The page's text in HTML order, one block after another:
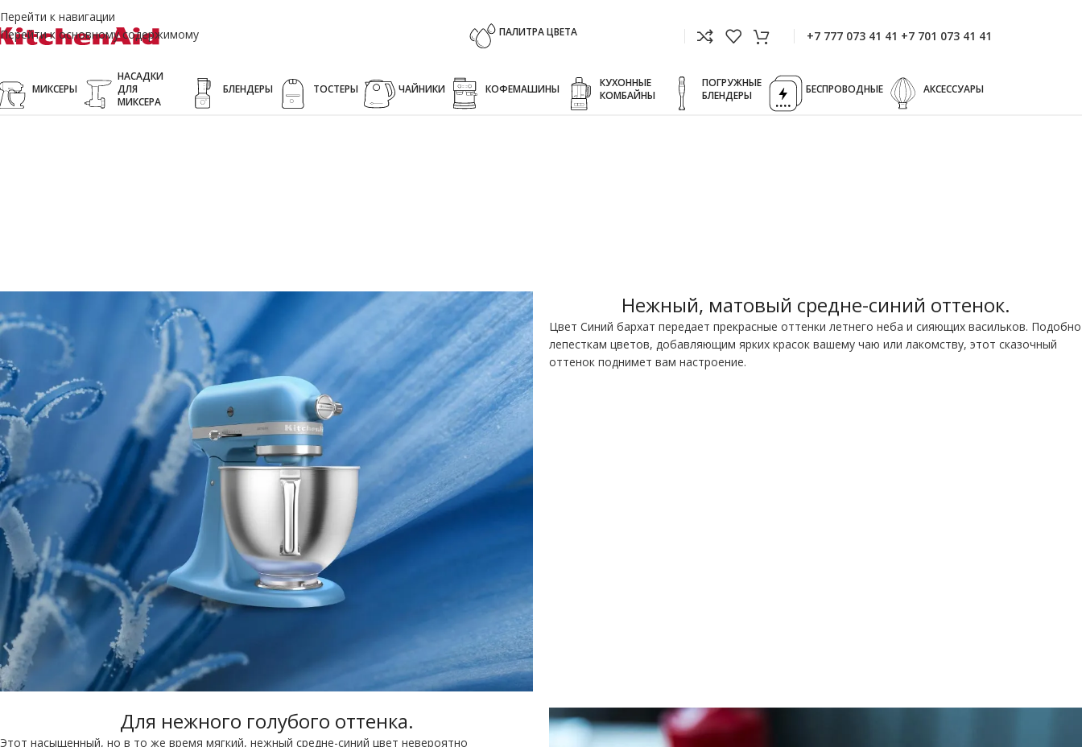
Перейти к навигации
Перейти к основному содержимому
ПАЛИТРА ЦВЕТА +7 777 073 41 41 +7 701 073 41 41
МИКСЕРЫ
НАСАДКИ
ДЛЯ
МИКСЕРА
БЛЕНДЕРЫ ТОСТЕРЫ ЧАЙНИКИ КОФЕМАШИНЫ
КУХОННЫЕ
КОМБАЙНЫ
ПОГРУЖНЫЕ
БЛЕНДЕРЫ
БЕСПРОВОДНЫЕ АКСЕССУАРЫ
Нежный, матовый средне-синий оттенок.
Цвет Синий бархат передает прекрасные оттенки летнего неба и сияющих васильков. Подобно
лепесткам цветов, добавляющим ярких красок вашему чаю или лакомству, этот сказочный
оттенок поднимет вам настроение.
Для нежного голубого оттенка.
Этот насыщенный, но в то же время мягкий, нежный средне-синий цвет невероятно